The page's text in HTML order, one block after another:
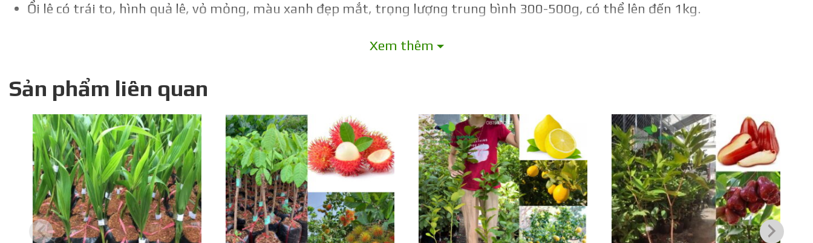
Ổi lê có trái to, hình quả lê, vỏ mỏng, màu xanh đẹp mắt, trọng lượng trung bình 300-500g, có thể lên đến 1kg.
Thịt quả dày, màu trắng ngà, ăn giòn ngọt, ít hạt, vị ngọt thanh mát.
và có thể lên đến 40-50kg/năm khi cây trưởng thành.
Ổi lê dễ trồng, thích nghi rộng rãi với nhiều loại khí hậu, thổ nhưỡng, ít sâu bệnh, cho thu hoạch quanh năm.
Xem thêm
Sản phẩm liên quan